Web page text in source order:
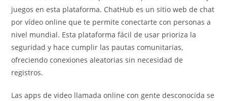
juegos en esta plataforma. ChatHub es un sitio web de chat
por vídeo online que te permite conectarte con personas a
nivel mundial. Esta plataforma fácil de usar prioriza la
seguridad y hace cumplir las pautas comunitarias,
ofreciendo conexiones aleatorias sin necesidad de
registros.
Las apps de video llamada online con gente desconocida se